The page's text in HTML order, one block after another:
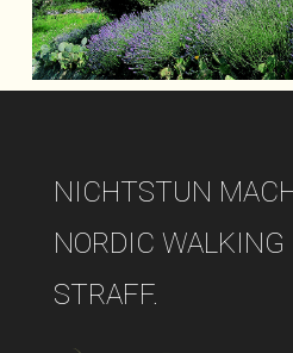
NICHTSTUN
NORDIC
STRAFF.